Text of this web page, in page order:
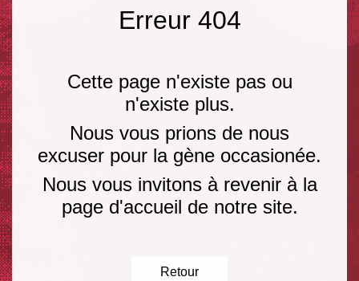
Erreur 404
Cette page n'existe pas ou
n'existe plus.
Nous vous prions de nous
excuser pour la gène occasionée.
Nous vous invitons à revenir à la
page d'accueil de notre site.
Retour